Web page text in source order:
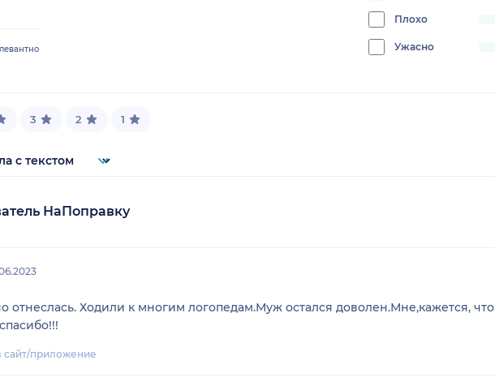
Плохо
Ужасно
3 2 1
НаПоправку
отнеслась. Ходили к многим логопедам.Муж остался доволен.Мне,кажется,
сайт/приложение